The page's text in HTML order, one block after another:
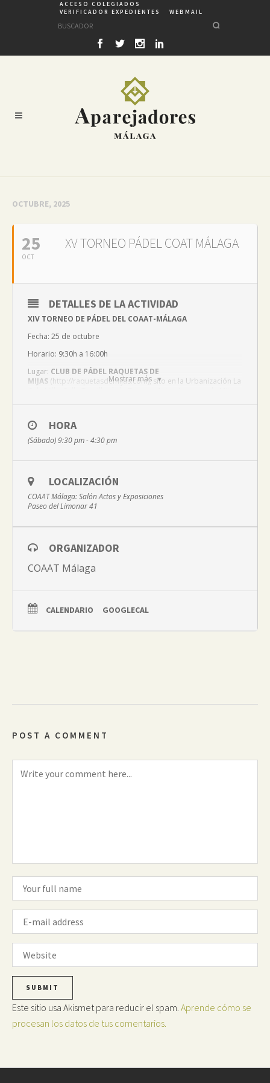
ACCESO COLEGIADOS
VERIFICADOR EXPEDIENTES
WEBMAIL
OCTUBRE, 2025
25
OCT
XV TORNEO PÁDEL COAT MÁLAGA
Mostrar más
DETALLES DE LA ACTIVIDAD
XIV TORNEO DE PÁDEL DEL COAAT-MÁLAGA
Fecha: 25 de octubre
Horario: 9:30h a 16:00h
Lugar: CLUB DE PÁDEL RAQUETAS DE
MIJAS (http://raquetasdemijas.com), sito en la Urbanización La
Inscripción es gratuita. Plazo
octubrehasta el viernes
HORA
(Sábado) 9:30 pm - 4:30 pm
LOCALIZACIÓN
COAAT Málaga: Salón Actos y Exposiciones
Paseo del Limonar 41
ORGANIZADOR
COAAT Málaga
CALENDARIO GOOGLECAL
POST A COMMENT
Este sitio usa Akismet para reducir el spam. Aprende cómo se
procesan los datos de tus comentarios.